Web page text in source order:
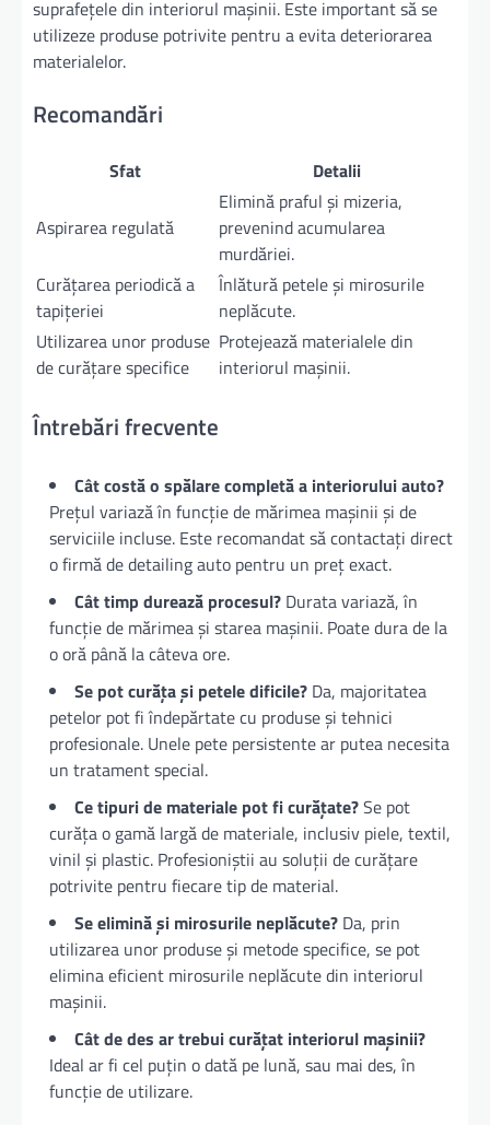
suprafețele din interiorul mașinii. Este important să se
utilizeze produse potrivite pentru a evita deteriorarea
materialelor.
Recomandări
Sfat Detalii
Aspirarea regulată
Elimină praful și mizeria,
prevenind acumularea
murdăriei.
Curățarea periodică a
tapițeriei
Înlătură petele și mirosurile
neplăcute.
Utilizarea unor produse
de curățare specifice
Protejează materialele din
interiorul mașinii.
Întrebări frecvente
Cât costă o spălare completă a interiorului auto?
Prețul variază în funcție de mărimea mașinii și de
serviciile incluse. Este recomandat să contactați direct
o firmă de detailing auto pentru un preț exact.
Cât timp durează procesul? Durata variază, în
funcție de mărimea și starea mașinii. Poate dura de la
o oră până la câteva ore.
Se pot curăța și petele dificile? Da, majoritatea
petelor pot fi îndepărtate cu produse și tehnici
profesionale. Unele pete persistente ar putea necesita
un tratament special.
Ce tipuri de materiale pot fi curățate?Se pot
curăța o gamă largă de materiale, inclusiv piele, textil,
vinil și plastic. Profesioniștii au soluții de curățare
potrivite pentru fiecare tip de material.
Se elimină și mirosurile neplăcute? Da, prin
utilizarea unor produse și metode specifice, se pot
elimina eficient mirosurile neplăcute din interiorul
mașinii.
Cât de des ar trebui curățat interiorul mașinii?
Ideal ar fi cel puțin o dată pe lună, sau mai des, în
funcție de utilizare.